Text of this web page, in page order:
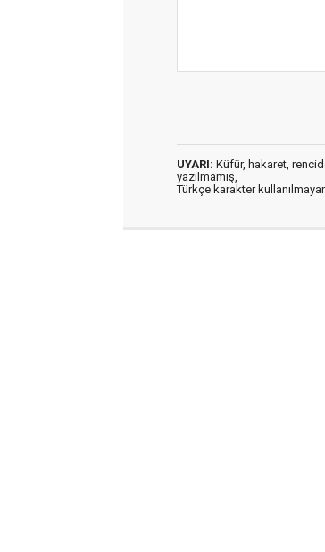
UYARI: Küfür, hakaret,
yazılmamış,
Türkçe karakter